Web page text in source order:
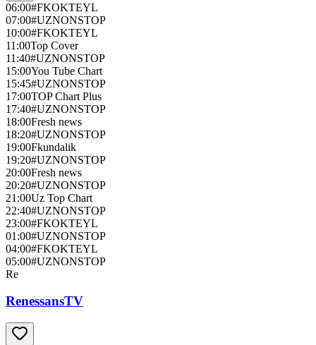
06:00#FKOKTEYL
07:00#UZNONSTOP
10:00#FKOKTEYL
11:00Top Cover
11:40#UZNONSTOP
15:00You Tube Chart
15:45#UZNONSTOP
17:00TOP Chart Plus
17:40#UZNONSTOP
18:00Fresh news
18:20#UZNONSTOP
19:00Fkundalik
19:20#UZNONSTOP
20:00Fresh news
20:20#UZNONSTOP
21:00Uz Top Chart
22:40#UZNONSTOP
23:00#FKOKTEYL
01:00#UZNONSTOP
04:00#FKOKTEYL
05:00#UZNONSTOP
Re
RenessansTV